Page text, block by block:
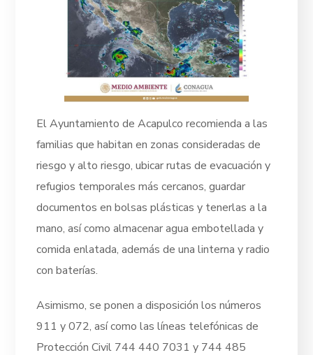
El Ayuntamiento de Acapulco recomienda a las
familias que habitan en zonas consideradas de
riesgo y alto riesgo, ubicar rutas de evacuación y
refugios temporales más cercanos, guardar
documentos en bolsas plásticas y tenerlas a la
mano, así como almacenar agua embotellada y
comida enlatada, además de una linterna y radio
con baterías.
Asimismo, se ponen a disposición los números
911 y 072, así como las líneas telefónicas de
Protección Civil 744 440 7031 y 744 485